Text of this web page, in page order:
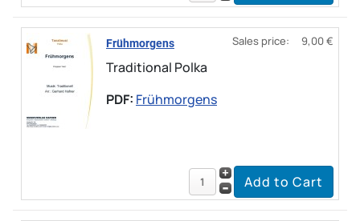
Frühmorgens
Traditional Polka
PDF: Frühmorgens
Sales price: 9,00 €